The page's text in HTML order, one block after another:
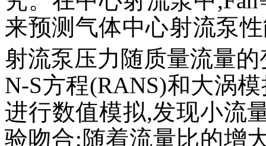
来预测气体中心射流泵
射流泵压力随质量流量
N-S方程(RANS)和大涡
进行数值模拟,发现小流
验吻合;随着流量比的增